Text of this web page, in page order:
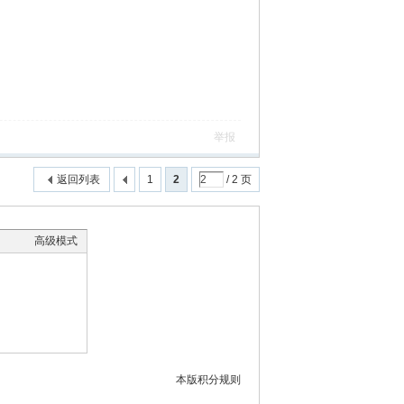
举报
1 2 / 2 页
返回列表
高级模式
本版积分规则